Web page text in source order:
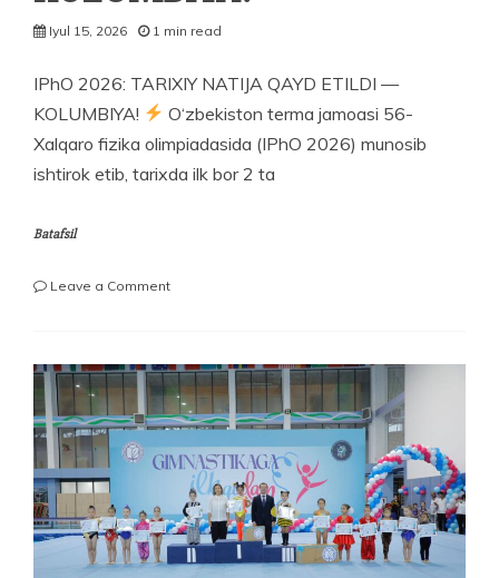
Iyul 15, 2026 1 min read
IPhO 2026: TARIXIY NATIJA QAYD ETILDI —
KOLUMBIYA!
O‘zbekiston terma jamoasi 56-
Xalqaro fizika olimpiadasida (IPhO 2026) munosib
ishtirok etib, tarixda ilk bor 2 ta
Batafsil
Leave a Commenton
NATIJA
QAYD
ETILDI
KOLUMBIYA!